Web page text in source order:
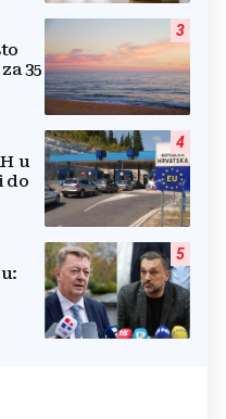
3
35
4
u
do
5